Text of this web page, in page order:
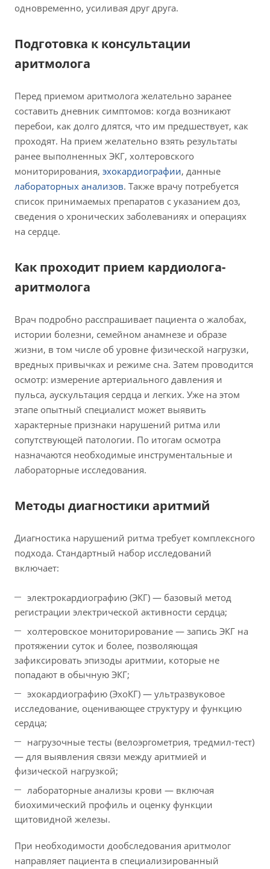
одновременно, усиливая друг друга.
Подготовка к консультации
аритмолога
Перед приемом аритмолога желательно заранее
составить дневник симптомов: когда возникают
перебои, как долго длятся, что им предшествует, как
проходят. На прием желательно взять результаты
ранее выполненных ЭКГ, холтеровского
мониторирования, эхокардиографии, данные
лабораторных анализов. Также врачу потребуется
список принимаемых препаратов с указанием доз,
сведения о хронических заболеваниях и операциях
на сердце.
Как проходит прием кардиолога-
аритмолога
Врач подробно расспрашивает пациента о жалобах,
истории болезни, семейном анамнезе и образе
жизни, в том числе об уровне физической нагрузки,
вредных привычках и режиме сна. Затем проводится
осмотр: измерение артериального давления и
пульса, аускультация сердца и легких. Уже на этом
этапе опытный специалист может выявить
характерные признаки нарушений ритма или
сопутствующей патологии. По итогам осмотра
назначаются необходимые инструментальные и
лабораторные исследования.
Методы диагностики аритмий
Диагностика нарушений ритма требует комплексного
подхода. Стандартный набор исследований
включает:
электрокардиографию (ЭКГ) — базовый метод
регистрации электрической активности сердца;
холтеровское мониторирование — запись ЭКГ на
протяжении суток и более, позволяющая
зафиксировать эпизоды аритмии, которые не
попадают в обычную ЭКГ;
эхокардиографию (ЭхоКГ) — ультразвуковое
исследование, оценивающее структуру и функцию
сердца;
нагрузочные тесты (велоэргометрия, тредмил-тест)
— для выявления связи между аритмией и
физической нагрузкой;
лабораторные анализы крови — включая
биохимический профиль и оценку функции
щитовидной железы.
При необходимости дообследования аритмолог
направляет пациента в специализированный